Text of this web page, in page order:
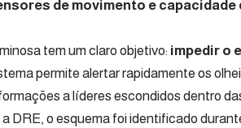
de movimento e capacidade
tem um claro objetivo: impedir o
permite alertar rapidamente os
a líderes escondidos dentro
a DRE, o esquema foi identificado